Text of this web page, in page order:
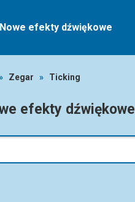
Nowe efekty dźwiękowe
Zegar » Ticking
efekty dźwiękowe